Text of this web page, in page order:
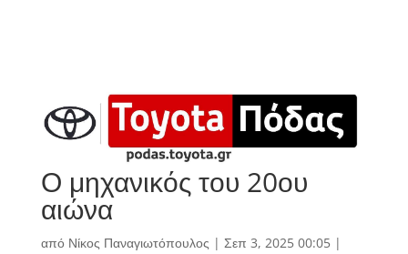
Ο μηχανικός του 20ου
αιώνα
από Νίκος Παναγιωτόπουλος | Σεπ 3, 2025 00:05|